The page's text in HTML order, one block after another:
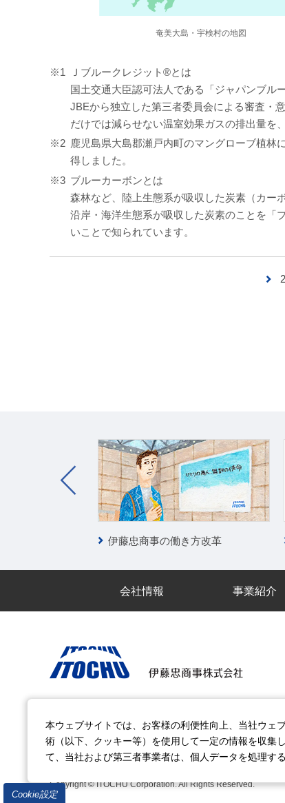
奄美大島・宇検村の地図
※1
Ｊブルークレジット®とは
国土交通大臣認可法人である「ジャパンブル
JBEから独立した第三者委員会による審査・
だけでは減らせない温室効果ガスの排出量を
※2 鹿児島県大島郡瀬戸内町のマングローブ植林
得しました。
※3 ブルーカーボンとは
森林など、陸上生態系が吸収した炭素（カー
沿岸・海洋生態系が吸収した炭素のことを「
いことで知られています。
伊藤忠商事の働き方改革
会社情報 事業紹介
お問い合わせ
よくある質問 サイトマップ
当ウェブサイトの動画はYouTubeを利用しています。
Copyright © ITOCHU Corporation. All Rights Reserved.
Cookie設定
本ウェブサイトでは、お客様の利便性向上、当社ウェ
術（以下、クッキー等）を使用して一定の情報を収集
て、当社および第三者事業者は、個人データを処理す